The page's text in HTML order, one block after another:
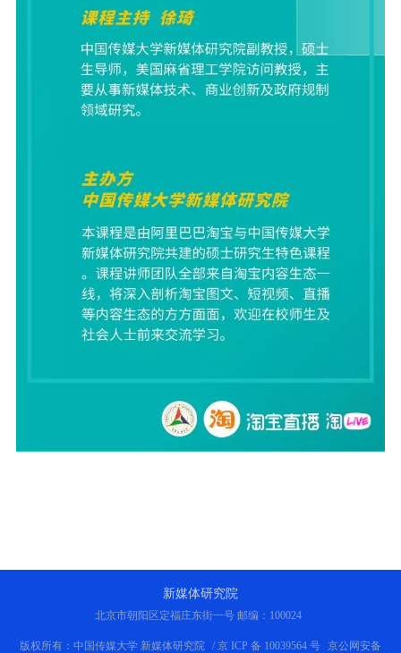
新媒体研究院
北京市朝阳区定福庄东街一号 邮编：100024
版权所有：中国传媒大学 新媒体研究院 / 京 ICP 备 10039564 号 京公网安备